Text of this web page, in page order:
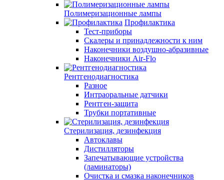
Полимеризационные лампы
Профилактика
Тест-приборы
Скалеры и принадлежности к ним
Наконечники воздушно-абразивные
Наконечники Air-Flo
Рентгенодиагностика
Разное
Интраоральные датчики
Рентген-защита
Трубки портативные
Стерилизация, дезинфекция
Автоклавы
Дистилляторы
Запечатывающие устройства
(ламинаторы)
Очистка и смазка наконечников